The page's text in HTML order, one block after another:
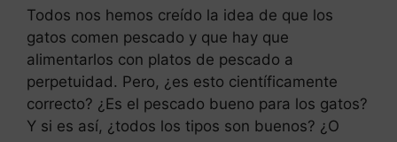
Todos nos hemos creído la idea de que los
gatos comen pescado y que hay que
alimentarlos con platos de pescado a
perpetuidad. Pero, ¿es esto científicamente
correcto? ¿Es el pescado bueno para los gatos?
Y si es así, ¿todos los tipos son buenos? ¿O